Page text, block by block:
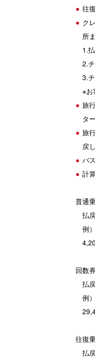
往
ク
所
1.
2.
3.
※お
旅
タ
旅
戻
バ
計
普通
払
例
回数
払
例
往復
払